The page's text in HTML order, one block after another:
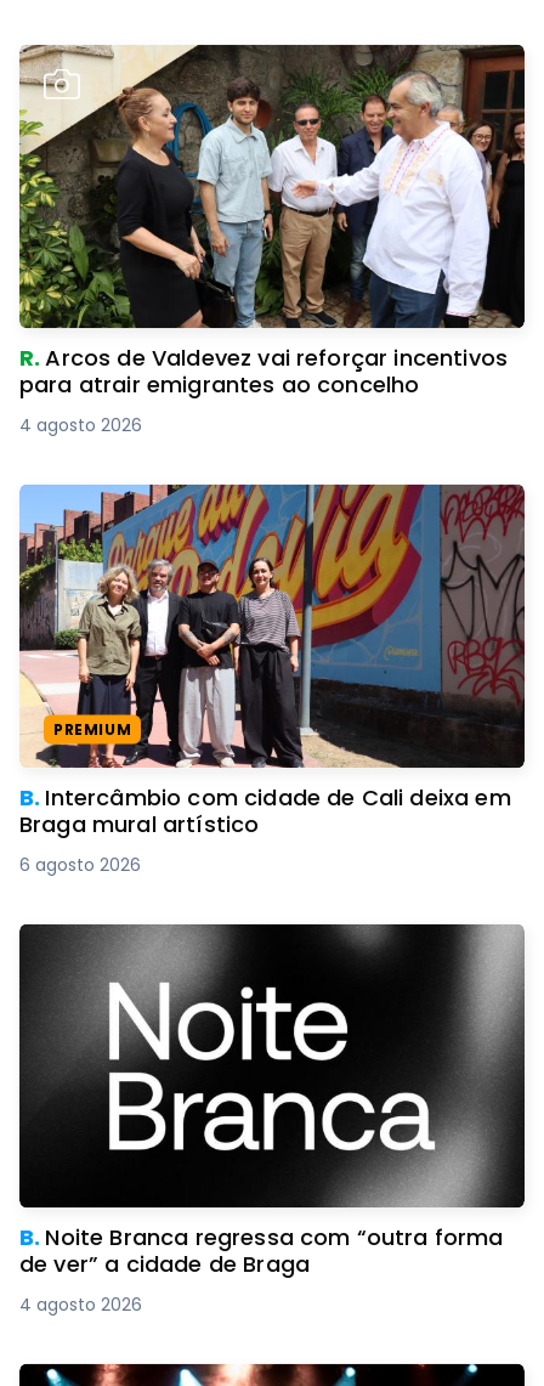
R.Arcos de Valdevez vai reforçar incentivos
para atrair emigrantes ao concelho
4 agosto 2026
PREMIUM
B. Intercâmbio com cidade de Cali deixa em
Braga mural artístico
6 agosto 2026
B. Noite Branca regressa com “outra forma
de ver” a cidade de Braga
4 agosto 2026